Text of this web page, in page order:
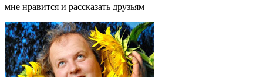
мне нравится и рассказать друзьям